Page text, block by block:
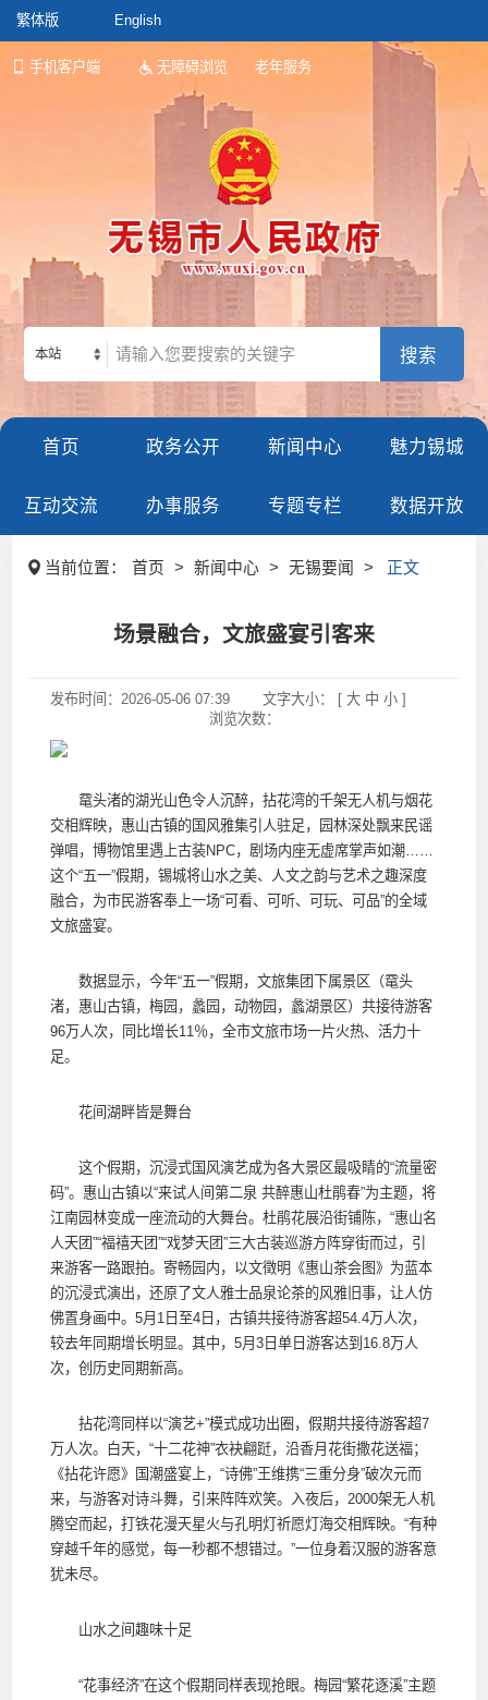
繁体版 English
手机客户端 无障碍浏览 老年服务
本站
首页 政务公开 新闻中心 魅力锡城
互动交流 办事服务 专题专栏 数据开放
当前位置： 首页 > 新闻中心 > 无锡要闻 > 正文
场景融合，文旅盛宴引客来
发布时间： 2026-05-06 07:39 文字大小： [ 大 中 小]
浏览次数：
鼋头渚的湖光山色令人沉醉，拈花湾的千架无人机与烟花
交相辉映，惠山古镇的国风雅集引人驻足，园林深处飘来民谣
弹唱，博物馆里遇上古装NPC，剧场内座无虚席掌声如潮……
这个“五一”假期，锡城将山水之美、人文之韵与艺术之趣深度
融合，为市民游客奉上一场“可看、可听、可玩、可品”的全域
文旅盛宴。
数据显示，今年“五一”假期，文旅集团下属景区（鼋头
渚，惠山古镇，梅园，蠡园，动物园，蠡湖景区）共接待游客
96万人次，同比增长11％，全市文旅市场一片火热、活力十
足。
花间湖畔皆是舞台
这个假期，沉浸式国风演艺成为各大景区最吸睛的“流量密
码”。惠山古镇以“来试人间第二泉 共醉惠山杜鹃春”为主题，将
江南园林变成一座流动的大舞台。杜鹃花展沿街铺陈，“惠山名
人天团”“福禧天团”“戏梦天团”三大古装巡游方阵穿街而过，引
来游客一路跟拍。寄畅园内，以文徵明《惠山茶会图》为蓝本
的沉浸式演出，还原了文人雅士品泉论茶的风雅旧事，让人仿
佛置身画中。5月1日至4日，古镇共接待游客超54.4万人次，
较去年同期增长明显。其中，5月3日单日游客达到16.8万人
次，创历史同期新高。
拈花湾同样以“演艺+”模式成功出圈，假期共接待游客超7
万人次。白天，“十二花神”衣袂翩跹，沿香月花街撒花送福；
《拈花许愿》国潮盛宴上，“诗佛”王维携“三重分身”破次元而
来，与游客对诗斗舞，引来阵阵欢笑。入夜后，2000架无人机
腾空而起，打铁花漫天星火与孔明灯祈愿灯海交相辉映。“有种
穿越千年的感觉，每一秒都不想错过。”一位身着汉服的游客意
犹未尽。
山水之间趣味十足
“花事经济”在这个假期同样表现抢眼。梅园“繁花逐溪”主题